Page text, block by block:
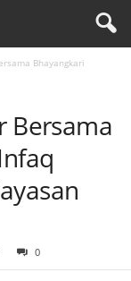
Bhayangkari
Bersama
0